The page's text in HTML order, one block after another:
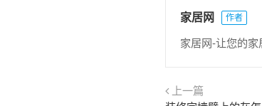
家居网 作者
家居网-让您的家
上一篇